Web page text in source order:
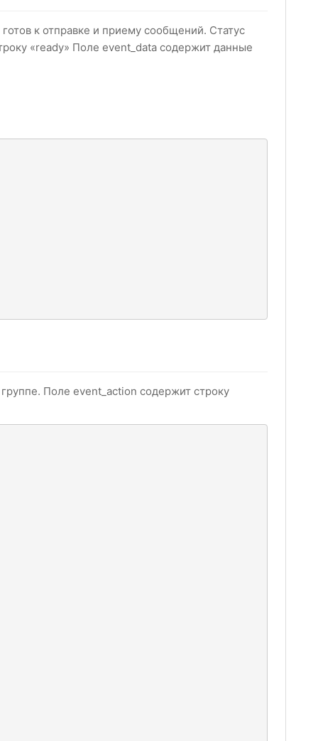
к отправке и приему сообщений. Статус
«ready» Поле event_data содержит данные
Поле event_action содержит строку